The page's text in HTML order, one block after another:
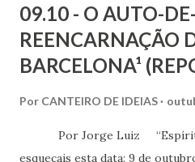
09.10 - O AUTO-
REENCARNAÇÃO
BARCELONA¹
Por CANTEIRO DE IDEIAS
Por Jorge Luiz “Espíritas
esqueçais esta data: 9 de